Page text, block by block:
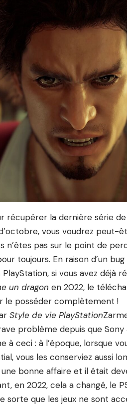
récupérer la dernière série
vous voudrez
n’êtes pas sur le point de
toujours. En raison d’un
si vous avez déjà
un dragon en 2022, le
le posséder complètement !
Style de vie PlayStation
problème depuis que
à ceci : à l’époque, lorsque
vous les conserviez aussi
bonne affaire et il était
en 2022, cela a changé, le
sorte que les jeux ne sont